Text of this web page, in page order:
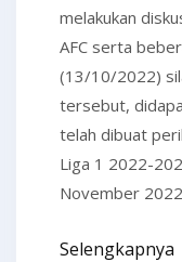
melakukan
AFC serta
(13/10/2022)
tersebut,
telah dibuat
Liga 1 2022-
November
Selengkapnya